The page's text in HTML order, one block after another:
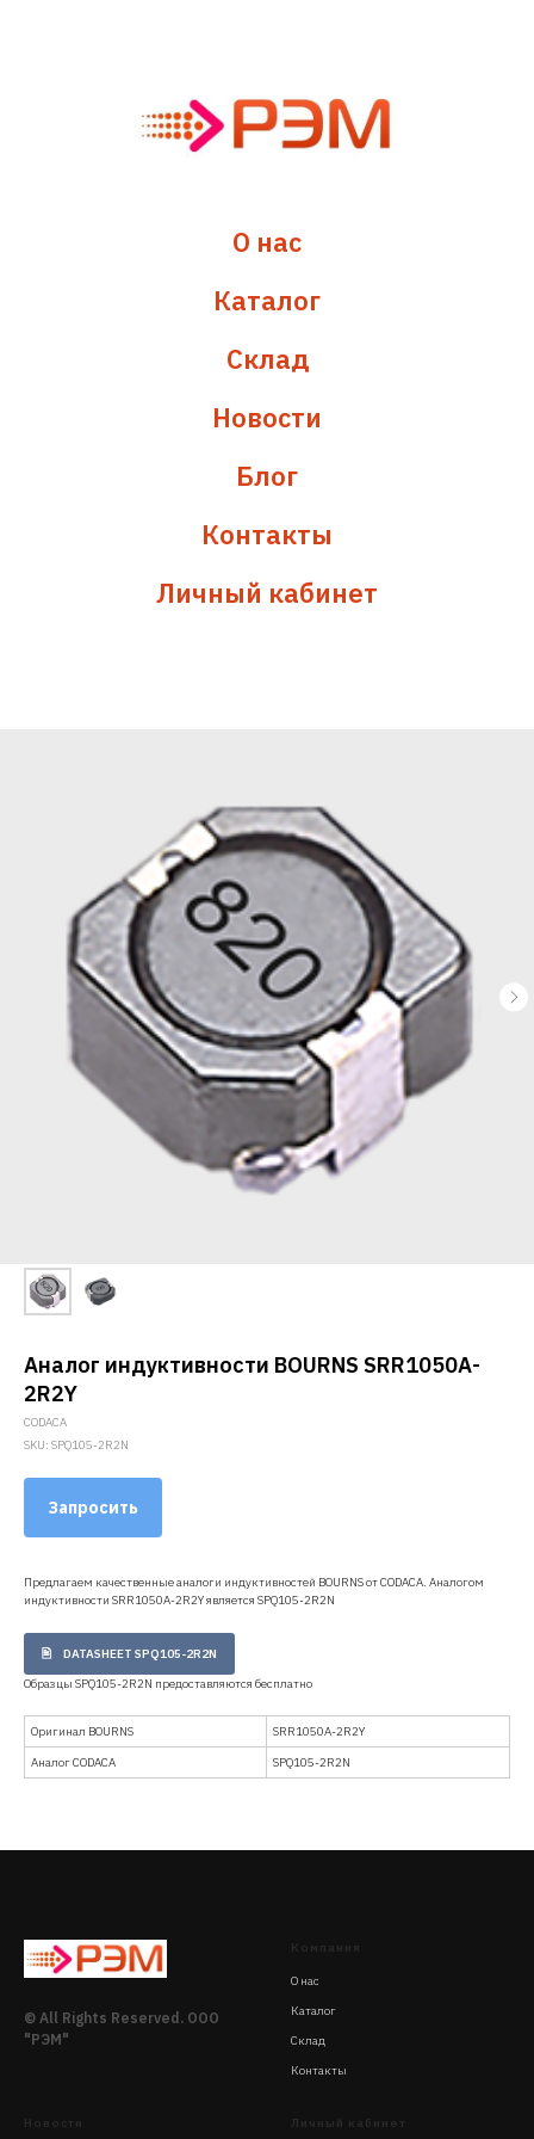
О нас
Каталог
Склад
Новости
Блог
Контакты
Личный кабинет
Аналог индуктивности BOURNS SRR1050A-
2R2Y
CODACA
SKU: SPQ105-2R2N
Запросить
Предлагаем качественные аналоги индуктивностей BOURNS от CODACA. Аналогом
индуктивности SRR1050A-2R2Y является SPQ105-2R2N
DATASHEET SPQ105-2R2N
Образцы SPQ105-2R2N предоставляются бесплатно
Оригинал BOURNS
SRR1050A-2R2Y
Аналог CODACA
SPQ105-2R2N
© All Rights Reserved. ООО
"РЭМ"
Компания
О нас
Каталог
Склад
Контакты
Новости Личный кабинет